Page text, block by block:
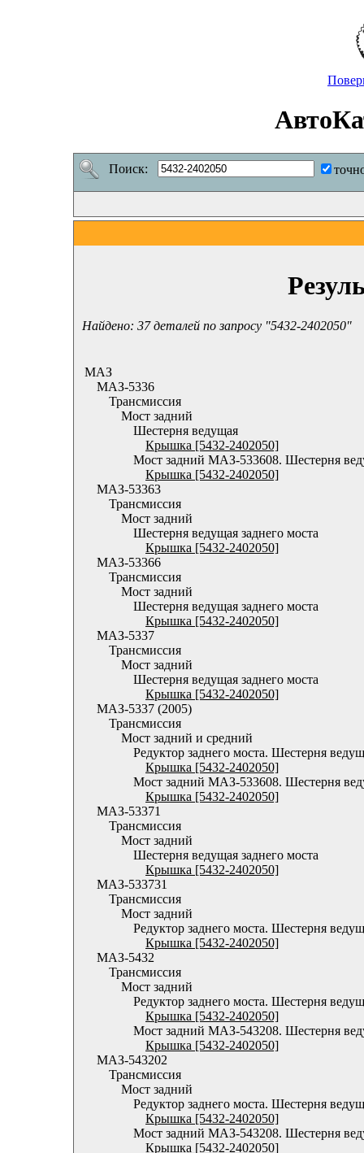
Поиск:
Найдено: 37 деталей по запросу "5432-2402050"
МАЗ
МАЗ-5336
Трансмиссия
Мост задний
Шестерня ведущая
Крышка [5432-2402050]
Мост задний МАЗ-533608. Шестерня
Крышка [5432-2402050]
МАЗ-53363
Трансмиссия
Мост задний
Шестерня ведущая заднего моста
Крышка [5432-2402050]
МАЗ-53366
Трансмиссия
Мост задний
Шестерня ведущая заднего моста
Крышка [5432-2402050]
МАЗ-5337
Трансмиссия
Мост задний
Шестерня ведущая заднего моста
Крышка [5432-2402050]
МАЗ-5337 (2005)
Трансмиссия
Мост задний и средний
Редуктор заднего моста. Шестерня
Крышка [5432-2402050]
Мост задний МАЗ-533608. Шестерня
Крышка [5432-2402050]
МАЗ-53371
Трансмиссия
Мост задний
Шестерня ведущая заднего моста
Крышка [5432-2402050]
МАЗ-533731
Трансмиссия
Мост задний
Редуктор заднего моста. Шестерня
Крышка [5432-2402050]
МАЗ-5432
Трансмиссия
Мост задний
Редуктор заднего моста. Шестерня
Крышка [5432-2402050]
Мост задний МАЗ-543208. Шестерня
Крышка [5432-2402050]
МАЗ-543202
Трансмиссия
Мост задний
Редуктор заднего моста. Шестерня
Крышка [5432-2402050]
Мост задний МАЗ-543208. Шестерня
Крышка [5432-2402050]